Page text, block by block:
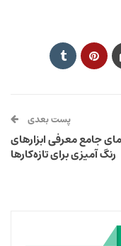
پست بعدی
جامع معرفی ابزارهای
رنگ ‌آمیزی برای تازه‌کارها